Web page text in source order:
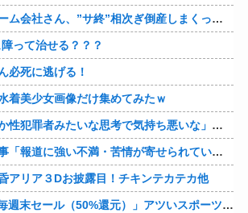
会社さん、”サ終”相次ぎ倒産しまくってる模様
って治せる？？？
必死に逃げる！
着美少女画像だけ集めてみたｗ
罪者みたいな思考で気持ち悪いな」言われたわ
い不満・苦情が寄せられている」→TBSの報道特集がまさにそれな件他
アリア３Dお披露目！チキンテカテカ他
（50%還元）」アツいスポーツマンガ祭り最終日到来！！！他